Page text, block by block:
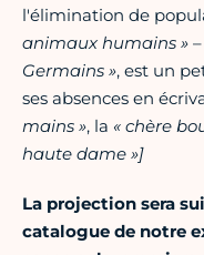
l'élimination de
animaux humains »
Germains », est un
ses absences en
mains », la « chère
haute dame »]
La projection sera
catalogue de notre